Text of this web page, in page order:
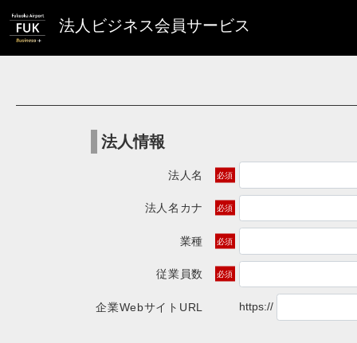
法人ビジネス会員サービス
法人情報
法人名
法人名カナ
業種
従業員数
企業WebサイトURL https://